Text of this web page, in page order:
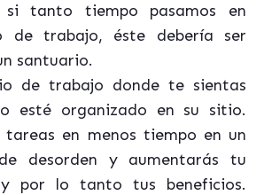
tanto tiempo pasamos en
de trabajo, éste debería ser
santuario.
de trabajo donde te sientas
esté organizado en su sitio.
tareas en menos tiempo en un
desorden y aumentarás tu
por lo tanto tus beneficios.